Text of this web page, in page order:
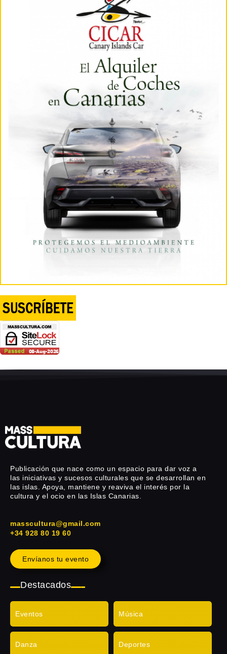
Publicación que nace como un espacio para dar voz a
las iniciativas y sucesos culturales que se desarrollan en
las islas. Apoya, mantiene y reaviva el interés por la
cultura y el ocio en las Islas Canarias.
masscultura@gmail.com
+34 928 80 19 60
Envíanos tu evento
Destacados
Eventos Música
Danza Deportes